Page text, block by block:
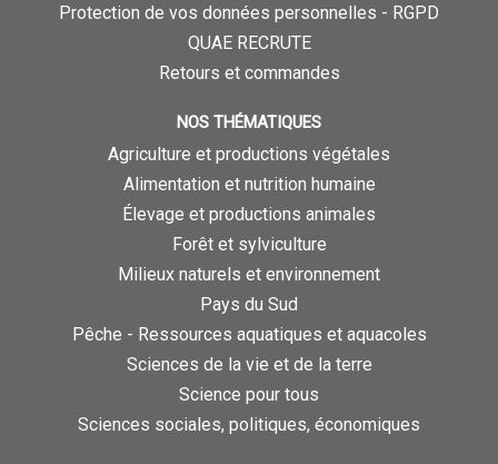
Protection de vos données personnelles - RGPD
QUAE RECRUTE
Retours et commandes
NOS THÉMATIQUES
Agriculture et productions végétales
Alimentation et nutrition humaine
Élevage et productions animales
Forêt et sylviculture
Milieux naturels et environnement
Pays du Sud
Pêche - Ressources aquatiques et aquacoles
Sciences de la vie et de la terre
Science pour tous
Sciences sociales, politiques, économiques